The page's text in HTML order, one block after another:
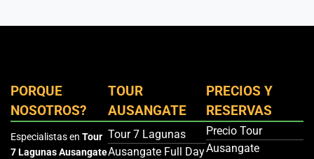
PORQUE
NOSOTROS?
Especialistas en Tour
7 Lagunas Ausangate
TOUR
AUSANGATE
Tour 7 Lagunas
Ausangate Full Day
PRECIOS Y
RESERVAS
Precio Tour
Ausangate